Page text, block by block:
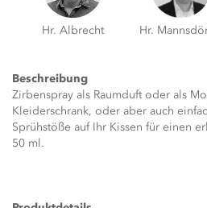
Hr. Albrecht Hr.
Beschreibung
Zirbenspray als Raumduft oder als
Kleiderschrank, oder aber auch
Sprühstöße auf Ihr Kissen für einen
50 ml.